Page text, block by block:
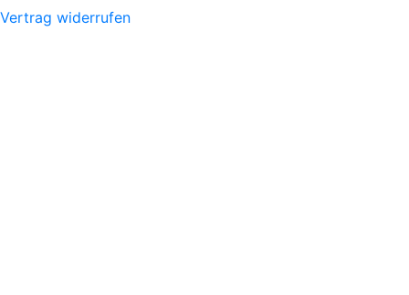
Vertrag widerrufen